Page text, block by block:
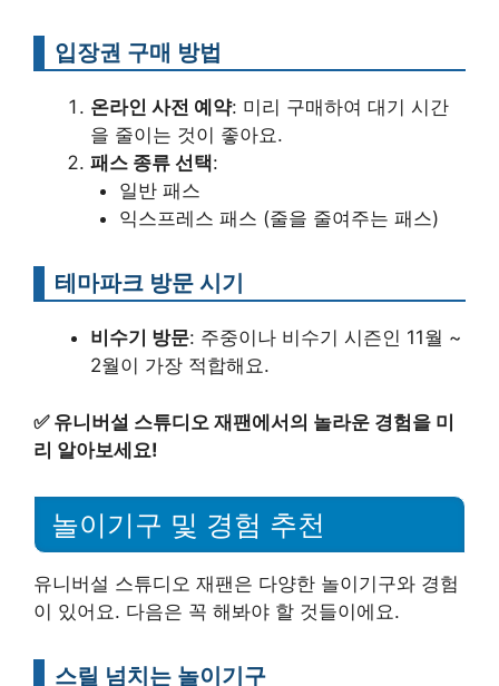
입장권 구매 방법
온라인 사전 예약: 미리 구매하여 대기 시간
을 줄이는 것이 좋아요.
패스 종류 선택:
일반 패스
익스프레스 패스 (줄을 줄여주는 패스)
테마파크 방문 시기
비수기 방문: 주중이나 비수기 시즌인 11월 ~
2월이 가장 적합해요.
✅ 유니버설 스튜디오 재팬에서의 놀라운 경험을 미
리 알아보세요!
놀이기구 및 경험 추천
유니버설 스튜디오 재팬은 다양한 놀이기구와 경험
이 있어요. 다음은 꼭 해봐야 할 것들이에요.
스릴 넘치는 놀이기구